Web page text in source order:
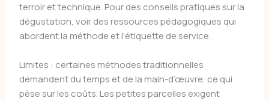
terroir et technique. Pour des conseils pratiques sur la
dégustation, voir des ressources pédagogiques qui
abordent la méthode et l’étiquette de service.
Limites : certaines méthodes traditionnelles
demandent du temps et de la main-d’œuvre, ce qui
pèse sur les coûts. Les petites parcelles exigent